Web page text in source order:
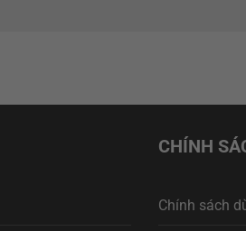
CHÍNH
Chính sách